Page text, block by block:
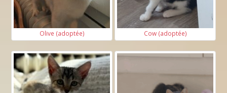
Olive (adoptée) Cow (adoptée)